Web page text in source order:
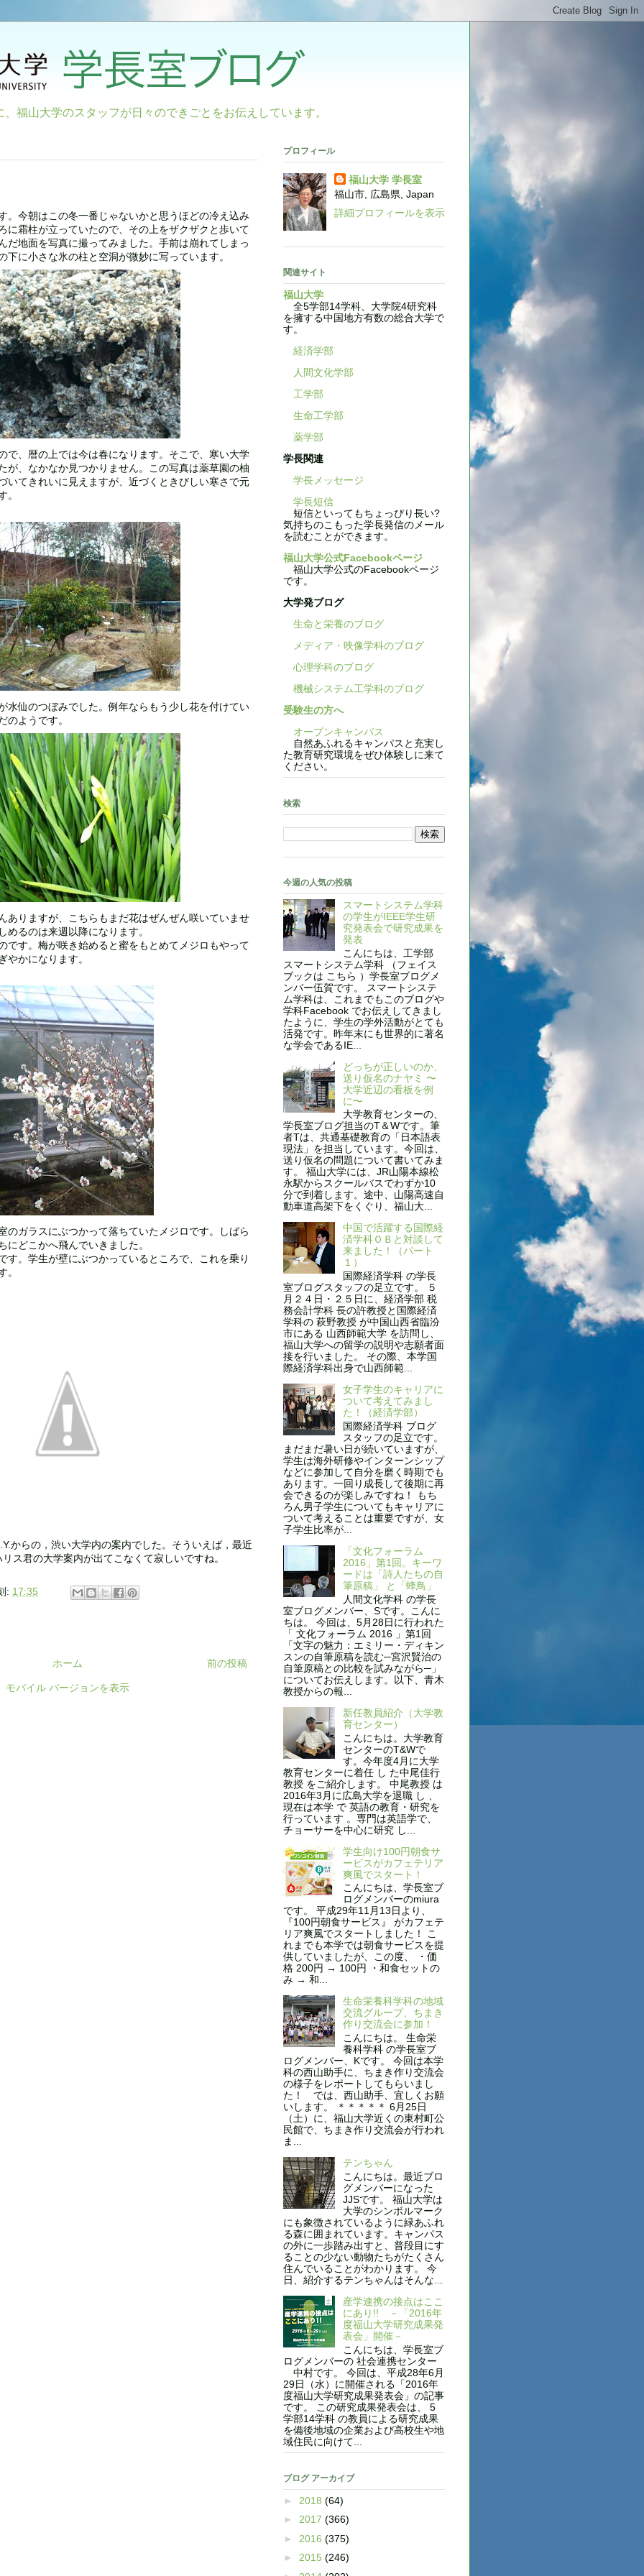
福山大学のスタッフが日々のできごとをお伝えしています。
。今朝はこの冬一番じゃないかと思うほどの冷え込み
に霜柱が立っていたので、その上をザクザクと歩いて
だ地面を写真に撮ってみました。手前は崩れてしまっ
下に小さな氷の柱と空洞が微妙に写っています。
で、暦の上では今は春になります。そこで、寒い大学
が、なかなか見つかりません。この写真は薬草園の柚
いてきれいに見えますが、近づくときびしい寒さで元
。
水仙のつぼみでした。例年ならもう少し花を付けてい
のようです。
ありますが、こちらもまだ花はぜんぜん咲いていませ
めるのは来週以降になります。
です。梅が咲き始めると蜜をもとめてメジロもやって
やかになります。
のガラスにぶつかって落ちていた メジロです。しばら
にどこかへ飛んでいきました。
す。学生が壁にぶつかっているところで、これを乗り
。
からの，渋い大学内の案内でした。そういえば，最近
ス君の大学案内が出てこなくて寂しいですね。
: 17:35
前の投稿
ホーム
モバイル バージョンを表示
プロフィール
福山大学 学長室
福山市, 広島県, Japan
詳細プロフィールを表示
関連サイト
福山大学
全5学部14学科、大学院4研究科
を擁する中国地方有数の総合大学で
す。
経済学部
人間文化学部
工学部
生命工学部
薬学部
学長関連
学長メッセージ
学長短信
短信といってもちょっぴり長い?
気持ちのこもった学長発信のメール
を読むことができます。
福山大学公式Facebookページ
福山大学公式のFacebookページ
です。
大学発ブログ
生命と栄養のブログ
メディア・映像学科のブログ
心理学科のブログ
機械システム工学科のブログ
受験生の方へ
オープンキャンパス
自然あふれるキャンパスと充実し
た教育研究環境をぜひ体験しに来て
ください。
検索
今週の人気の投稿
スマートシステム学科
の学生がIEEE学生研
究発表会で研究成果を
発表
こんにちは、工学部
スマートシステム学科 （フェイス
ブックは こちら ）学長室ブログメ
ンバー伍賀です。 スマートシステ
ム学科は、これまでもこのブログや
学科Facebook でお伝えしてきまし
たように、学生の学外活動がとても
活発です。昨年末にも世界的に著名
な学会であるIE...
どっちが正しいのか、
送り仮名のナヤミ 〜
大学近辺の看板を例
に〜
大学教育センターの、
学長室ブログ担当のT＆Wです。筆
者Tは、共通基礎教育の「日本語表
現法」を担当しています。今回は、
送り仮名の問題について書いてみま
す。 福山大学には、JR山陽本線松
永駅からスクールバスでわずか10
分で到着します。途中、山陽高速自
動車道高架下をくぐり、福山大...
中国で活躍する国際経
済学科ＯＢと対談して
来ました！（パート
１）
国際経済学科 の学長
室ブログスタッフの足立です。 ５
月２４日・２５日に、経済学部 税
務会計学科 長の許教授と国際経済
学科の 萩野教授 が中国山西省臨汾
市にある 山西師範大学 を訪問し、
福山大学への留学の説明や志願者面
接を行いました。 その際、本学国
際経済学科出身で山西師範...
女子学生のキャリアに
ついて考えてみまし
た！（経済学部）
国際経済学科 ブログ
スタッフの足立です。
まだまだ暑い日が続いていますが、
学生は海外研修やインターンシップ
などに参加して自分を磨く時期でも
あります。一回り成長して後期に再
会できるのが楽しみですね！ もち
ろん男子学生についてもキャリアに
ついて考えることは重要ですが、女
子学生比率が...
「文化フォーラム
2016」第1回。キーワ
ードは「詩人たちの自
筆原稿」 と「蜂鳥」
人間文化学科 の学長
室ブログメンバー、Sです。こんに
ちは。 今回は、5月28日に行われた
「 文化フォーラム 2016 」第1回
「文字の魅力：エミリー・ディキン
スンの自筆原稿を読む─宮沢賢治の
自筆原稿との比較を試みながら─」
についてお伝えします。以下、青木
教授からの報...
新任教員紹介（大学教
育センター）
こんにちは。大学教育
センターのT&Wで
す。今年度4月に大学
教育センターに着任 し た中尾佳行
教授 をご紹介します。 中尾教授 は
2016年3月に広島大学を退職 し 、
現在は本学 で 英語の教育・研究を
行っています 。専門は英語学で、
チョーサーを中心に研究 し...
学生向け100円朝食サ
ービスがカフェテリア
爽風でスタート！
こんにちは、学長室ブ
ログメンバーのmiura
です。 平成29年11月13日より、
『100円朝食サービス』 がカフェテ
リア爽風でスタートしました！ こ
れまでも本学では朝食サービスを提
供していましたが、この度、 ・価
格 200円 → 100円 ・和食セットの
み → 和...
生命栄養科学科の地域
交流グループ、ちまき
作り交流会に参加！
こんにちは。 生命栄
養科学科 の学長室ブ
ログメンバー、Kです。 今回は本学
科の西山助手に、ちまき作り交流会
の様子をレポートしてもらいまし
た！ では、西山助手、宜しくお願
いします。 ＊＊＊＊＊ 6月25日
（土）に、福山大学近くの東村町公
民館で、ちまき作り交流会が行われ
ま...
テンちゃん
こんにちは。最近ブロ
グメンバーになった
JJSです。 福山大学は
大学のシンボルマーク
にも象徴されているように緑あふれ
る森に囲まれています。キャンパス
の外に一歩踏み出すと、普段目にす
ることの少ない動物たちがたくさん
住んでいることがわかります。 今
日、紹介するテンちゃんはそんな...
産学連携の接点はここ
にあり!! －「2016年
度福山大学研究成果発
表会」開催－
こんにちは、学長室ブ
ログメンバーの 社会連携センター
中村です。 今回は、平成28年6月
29日（水）に開催される「2016年
度福山大学研究成果発表会」の記事
です。 この研究成果発表会は、 5
学部14学科 の教員による研究成果
を備後地域の企業および高校生や地
域住民に向けて...
ブログ アーカイブ
► 2018 (64)
► 2017 (366)
► 2016 (375)
► 2015 (246)